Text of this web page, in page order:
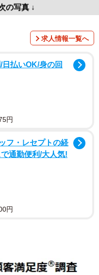
の写真 ↓
求人情報一覧へ
払いOK/身の回
円
フ・レセプトの経
通勤便利/大人気!
円